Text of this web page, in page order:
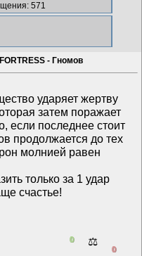
571
- Гномов
ударяет жертву
затем поражает
если последнее стоит
продолжается до тех
молнией равен
только за 1 удар
счастье!
0 ⚖️
0